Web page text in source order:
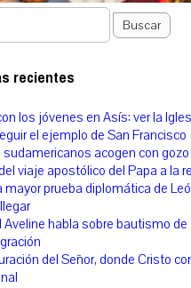
Buscar
recientes
los jóvenes en Asís: ver la
el ejemplo de San Francisco
acogen con gozo
viaje apostólico del Papa a la
mayor prueba diplomática de
Aveline habla sobre bautismo
del Señor, donde Cristo